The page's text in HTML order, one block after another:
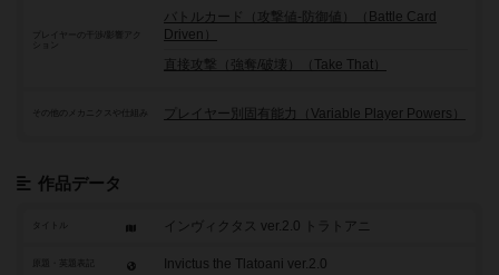
プレイヤーの干渉/影響アク
バトルカード（攻撃値-防御値）（Battle Card
Driven）
直接攻撃（強奪/破壊）（Take That）
その他のメカニクスや仕組み プレイヤー別固有能力（Variable Player Powers）
作品データ
タイトル インヴィクタス ver.2.0 トラトアニ
Invictus the Tlatoani ver.2.0